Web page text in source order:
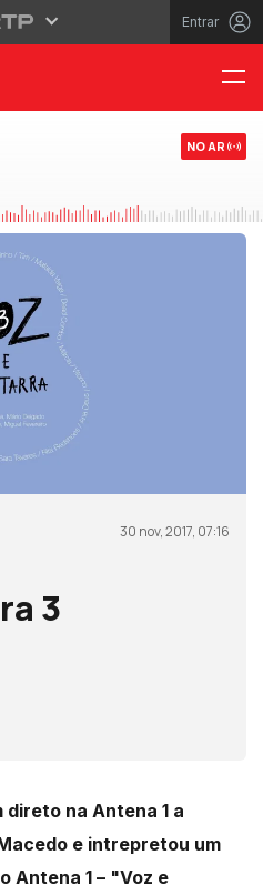
Entrar
NO AR
30 nov, 2017, 07:16
3
direto na Antena 1 a
e intrepretou um
Antena 1 – "Voz e